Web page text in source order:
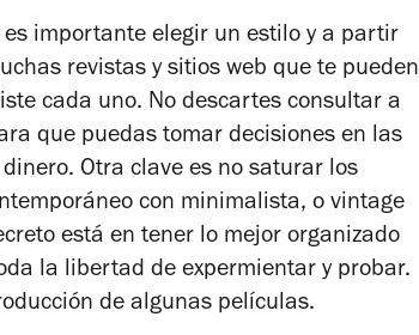
importante elegir un estilo y a partir
revistas y sitios web que te pueden
cada uno. No descartes consultar a
que puedas tomar decisiones en las
Otra clave es no saturar los
con minimalista, o vintage
está en tener lo mejor organizado
la libertad de expermientar y probar.
de algunas películas.